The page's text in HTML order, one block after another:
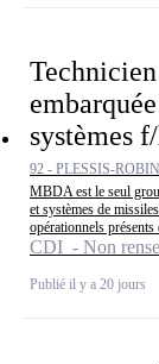
systèmes
92 - PLESSIS-
MBDA est le seul
et systèmes de
opérationnels présents
CDI - Non
Publié il y a 20 jours